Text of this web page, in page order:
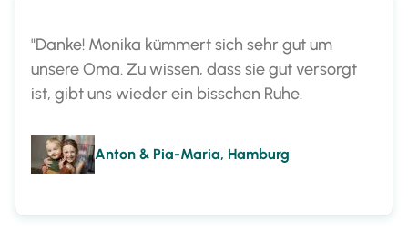
"Danke! Monika kümmert sich sehr gut um
unsere Oma. Zu wissen, dass sie gut versorgt
ist, gibt uns wieder ein bisschen Ruhe.
Anton & Pia-Maria, Hamburg